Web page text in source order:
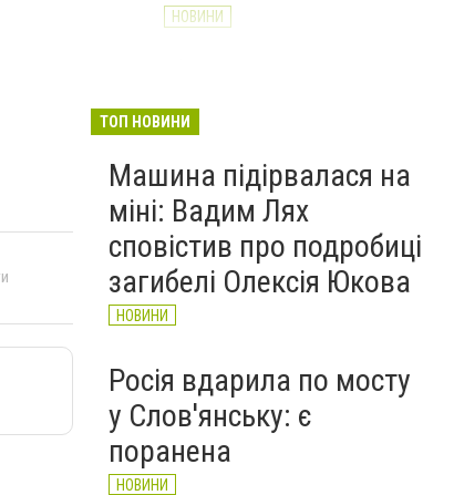
НОВИНИ
долучилися до відбудови
НОВИНИ
ТОП НОВИНИ
Машина підірвалася на
міні: Вадим Лях
сповістив про подробиці
загибелі Олексія Юкова
НОВИНИ
Росія вдарила по мосту
у Слов'янську: є
поранена
НОВИНИ